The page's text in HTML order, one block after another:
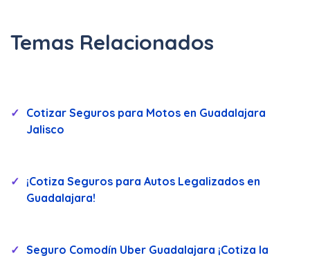
Temas Relacionados
Cotizar Seguros para Motos en Guadalajara
Jalisco
¡Cotiza Seguros para Autos Legalizados en
Guadalajara!
Seguro Comodín Uber Guadalajara ¡Cotiza la